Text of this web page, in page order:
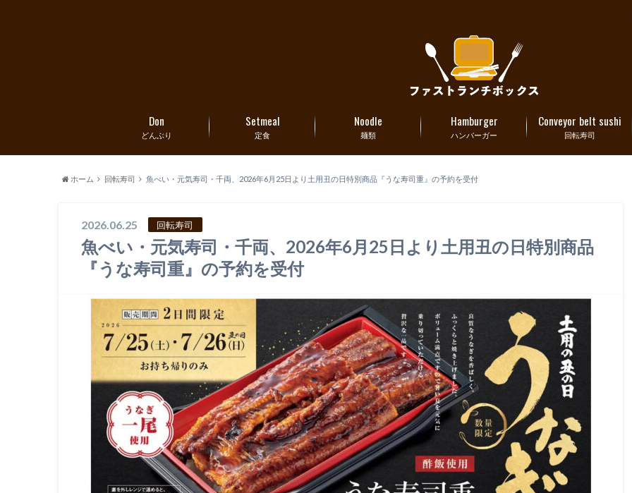
どんぶり
Don
定食
Setmeal
麺類
Noodle
ハンバーガー
Hamburger
回転寿司
Conveyor belt sushi
ホーム 回転寿司 魚べい・元気寿司・千両、2026年6月25日より土用丑の日特別商品『うな寿司重』の予約を受付
2026.06.25 回転寿司
魚べい・元気寿司・千両、2026年6月25日より土用丑の日特別商品
『うな寿司重』の予約を受付